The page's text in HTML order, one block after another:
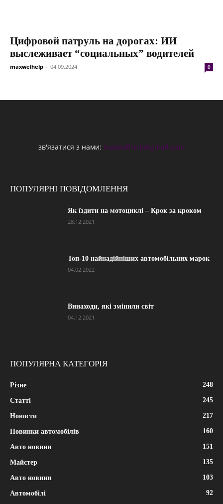
Цифровой патруль на дорогах: ИИ
выслеживает “социальных” водителей
maxwelhelp - 04.09.2024 0
зв'язатися з нами: maxwelhelp@gmail.com
ПОПУЛЯРНІ ПОВІДОМЛЕННЯ
Як їздити на мотоциклі – Крок за кроком
28.12.2021
Топ-10 найнадійніших автомобільних марок
04.02.2022
Винаходи, які змінили світ
04.12.2021
ПОПУЛЯРНА КАТЕГОРІЯ
Різне 248
Статті 245
Новости 217
Новинки автомобілів 160
Авто новини 151
Майстер 135
Авто новини 103
Автомобілі 92